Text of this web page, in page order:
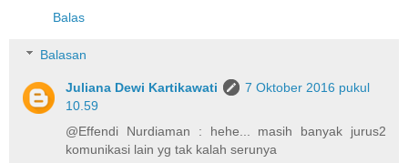
Balas
Balasan
Juliana Dewi Kartikawati
7 Oktober 2016 pukul
10.59
@Effendi Nurdiaman : hehe... masih banyak jurus2
komunikasi lain yg tak kalah serunya